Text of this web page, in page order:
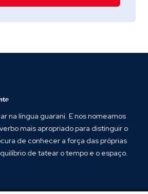
na língua guarani. E nos nomeamos
mais apropriado para distinguir o
de conhecer a força das próprias
de tatear o tempo e o espaço.